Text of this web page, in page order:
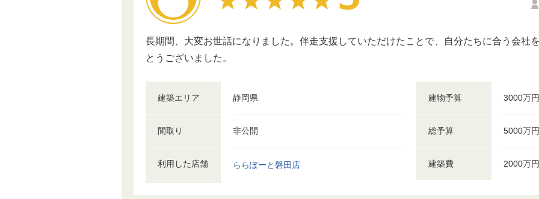
長期間、大変お世話になりました。伴走支援していただけたことで、自分たちに合う会社
とうございました。
建築エリア 静岡県
間取り 非公開
利用した店舗 ららぽーと磐田店
建物予算 3000万
総予算 5000万
建築費 2000万